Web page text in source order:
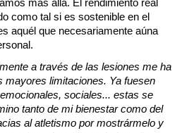
más allá. El rendimiento real
como tal si es sostenible en el
aquél que necesariamente aúna
a través de las lesiones me ha
mayores limitaciones. Ya fuesen
sociales... estas se
tanto de mi bienestar como del
al atletismo por mostrármelo y